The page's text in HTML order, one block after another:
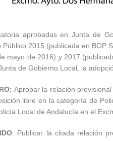
aprobadas en Junta de
Público 2015 (publicada en BOP
mayo de 2016) y 2017
de Gobierno Local, la
Aprobar la relación
libre en la categoría de
Local de Andalucía en el
: Publicar la citada relación